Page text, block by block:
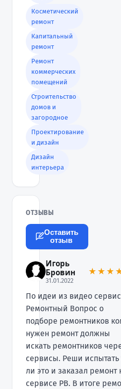
Косметический
ремонт
Капитальный
ремонт
Ремонт
коммерческих
помещений
Строительство
домов и
загородное
Проектирование
и дизайн
Дизайн
интерьера
ОТЗЫВЫ
Оставить
отзыв
Игорь
Бровин
31.01.2022
По идеи из видео
Ремонтный Вопрос о
подборе ремонтников
нужен ремонт должны
искать ремонтников
сервисы. Реши испытать
ли это и заказал ремонт
сервисе РВ. В итоге